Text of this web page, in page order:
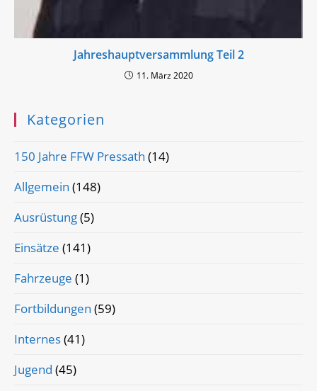
Jahreshauptversammlung Teil 2
11. März 2020
Kategorien
150 Jahre FFW Pressath (14)
Allgemein (148)
Ausrüstung(5)
Einsätze (141)
Fahrzeuge (1)
Fortbildungen (59)
Internes(41)
Jugend (45)